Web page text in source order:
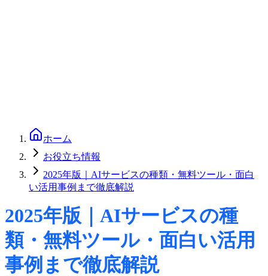
ホーム
お役立ち情報
2025年版｜AIサービスの種類・無料ツール・面白
い活用事例まで徹底解説
2025年版｜AIサービスの種
類・無料ツール・面白い活用
事例まで徹底解説